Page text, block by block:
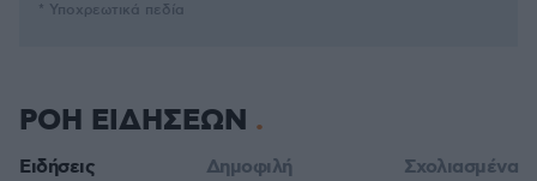
* Υποχρεωτικά πεδία
ΡΟΗ ΕΙΔΗΣΕΩΝ
Ειδήσεις Δημοφιλή Σχολιασμένα